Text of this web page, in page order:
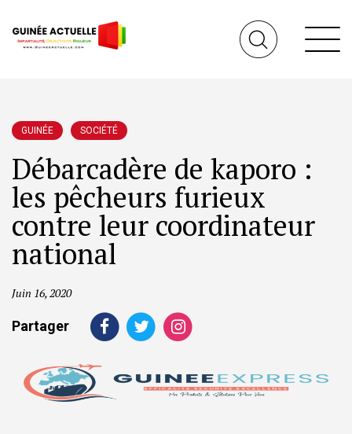
GUINÉE SOCIÉTÉ
Débarcadère de kaporo :
les pêcheurs furieux
contre leur coordinateur
national
Juin 16, 2020
Partager